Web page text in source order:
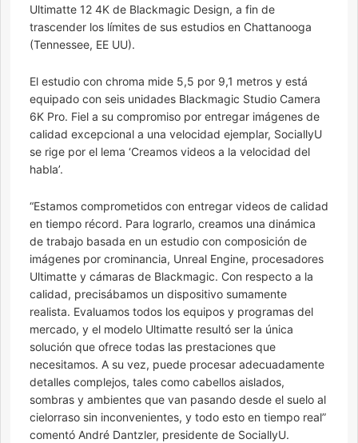
Ultimatte 12 4K de Blackmagic Design, a fin de
trascender los límites de sus estudios en Chattanooga
(Tennessee, EE UU).
El estudio con chroma mide 5,5 por 9,1 metros y está
equipado con seis unidades Blackmagic Studio Camera
6K Pro. Fiel a su compromiso por entregar imágenes de
calidad excepcional a una velocidad ejemplar, SociallyU
se rige por el lema ‘Creamos videos a la velocidad del
habla’.
“Estamos comprometidos con entregar videos de calidad
en tiempo récord. Para lograrlo, creamos una dinámica
de trabajo basada en un estudio con composición de
imágenes por crominancia, Unreal Engine, procesadores
Ultimatte y cámaras de Blackmagic. Con respecto a la
calidad, precisábamos un dispositivo sumamente
realista. Evaluamos todos los equipos y programas del
mercado, y el modelo Ultimatte resultó ser la única
solución que ofrece todas las prestaciones que
necesitamos. A su vez, puede procesar adecuadamente
detalles complejos, tales como cabellos aislados,
sombras y ambientes que van pasando desde el suelo al
cielorraso sin inconvenientes, y todo esto en tiempo real”
comentó André Dantzler, presidente de SociallyU.